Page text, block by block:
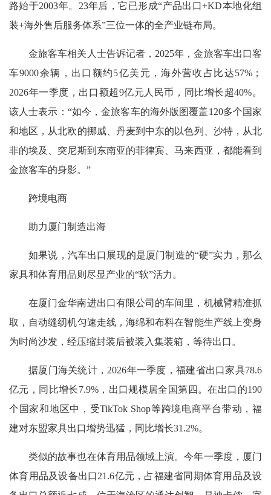
路始于2003年。23年后，它已形成“产品出口+KD本地化组
装+海外售后服务体系”三位一体的全产业链布局。
金旅客车相关人士告诉记者，2025年，金旅客车出口客
车9000余辆，出口额约5亿美元，海外营收占比达57%；
2026年一季度，出口额超9亿元人民币，同比增长超40%。
该人士表示：“如今，金旅客车的海外版图覆盖120多个国家
和地区，从北欧的挪威、丹麦到中东的以色列、沙特，从北
非的埃及、突尼斯到东南亚的菲律宾、马来西亚，都能看到
金旅客车的身影。”
跨境电商
助力厦门制造出海
如果说，汽车出口展现的是厦门制造的“硬”实力，那么
家具和体育用品则尽显产业的“软”活力。
在厦门金华南进出口有限公司的车间里，机械臂精准抓
取，自动缝纫机匀速走线，海绵和布料在智能生产线上变身
为时尚沙发，经压缩封装后被装入集装箱，等待出口。
据厦门海关统计，2026年一季度，福建省出口家具78.6
亿元，同比增长7.9%，出口规模居全国第四。在出口的190
个国家和地区中，受TikTok Shop等跨境电商平台带动，福
建对东盟家具出口增势迅猛，同比增长31.2%。
类似的故事也在体育用品领域上演。今年一季度，厦门
体育用品及设备出口21.6亿元，占福建省同期体育用品及设